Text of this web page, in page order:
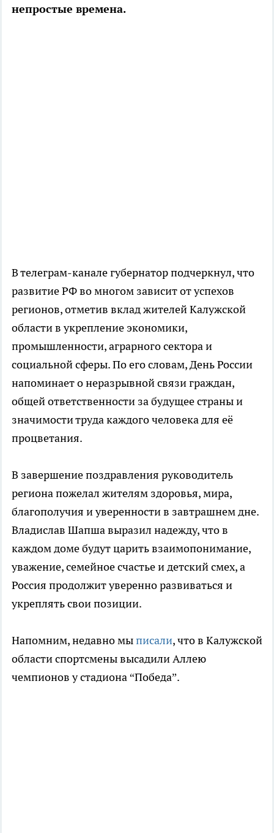
непростые времена.
В телеграм-канале губернатор подчеркнул, что
развитие РФ во многом зависит от успехов
регионов, отметив вклад жителей Калужской
области в укрепление экономики,
промышленности, аграрного сектора и
социальной сферы. По его словам, День России
напоминает о неразрывной связи граждан,
общей ответственности за будущее страны и
значимости труда каждого человека для её
процветания.
В завершение поздравления руководитель
региона пожелал жителям здоровья, мира,
благополучия и уверенности в завтрашнем дне.
Владислав Шапша выразил надежду, что в
каждом доме будут царить взаимопонимание,
уважение, семейное счастье и детский смех, а
Россия продолжит уверенно развиваться и
укреплять свои позиции.
Напомним, недавно мыписали, что в Калужской
области спортсмены высадили Аллею
чемпионов у стадиона “Победа”.